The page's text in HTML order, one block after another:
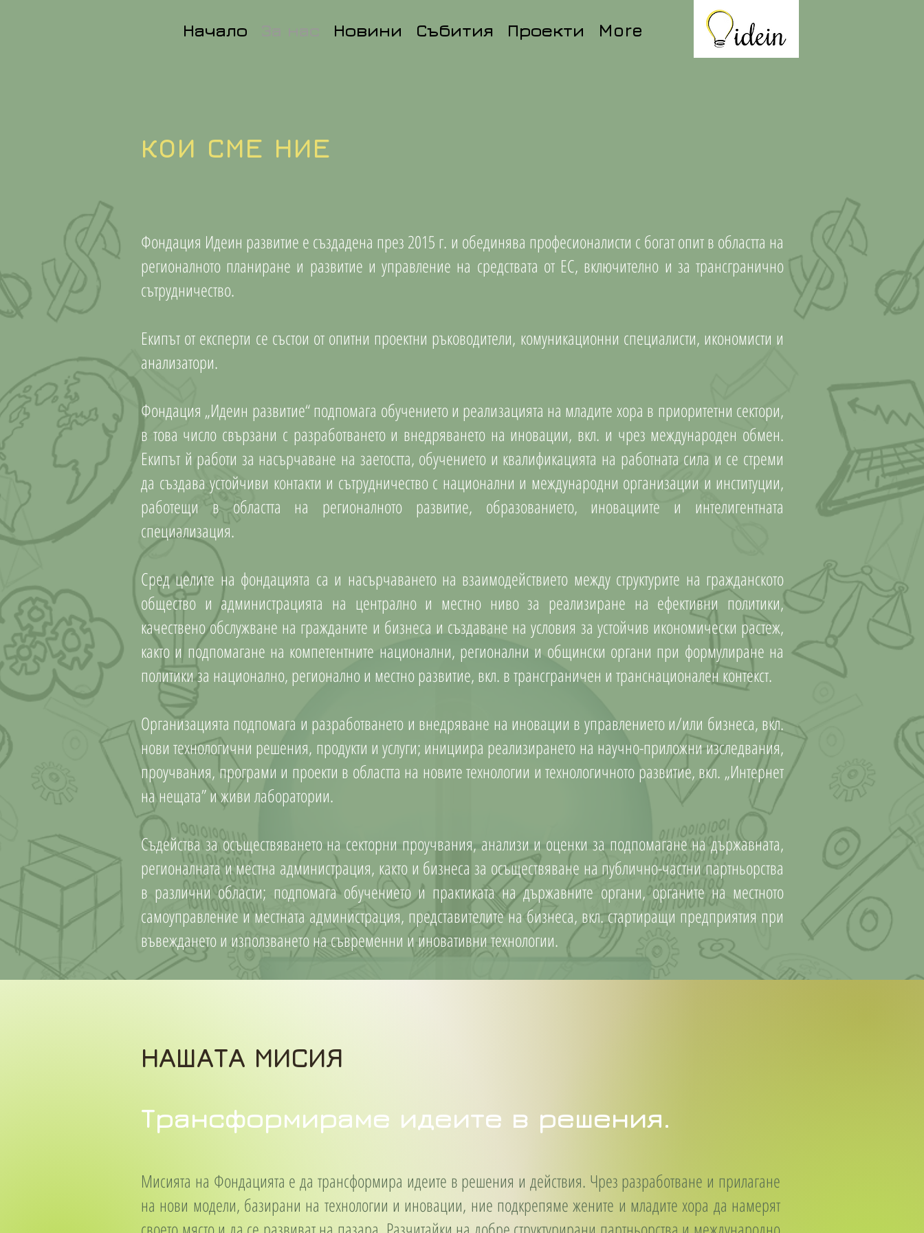
Начало Новини Събития Проекти More
КОИ СМЕ НИЕ
Фондация Идеин развитие е създадена през 2015 г. и обединява професионалисти с богат опит в областта на
регионалното планиране и развитие и управление на средствата от ЕС, включително и за трансгранично
сътрудничество.
Екипът от експерти се състои от опитни проектни ръководители, комуникационни специалисти, икономисти и
анализатори.
Фондация „Идеин развитие“ подпомага обучението и реализацията на младите хора в приоритетни сектори,
в това число свързани с разработването и внедряването на иновации, вкл. и чрез международен обмен.
Екипът й работи за насърчаване на заетостта, обучението и квалификацията на работната сила и се стреми
да създава устойчиви контакти и сътрудничество с национални и международни организации и институции,
работещи в областта на регионалното развитие, образованието, иновациите и интелигентната
специализация.
Сред целите на фондацията са и насърчаването на взаимодействието между структурите на гражданското
общество и администрацията на централно и местно ниво за реализиране на ефективни политики,
качествено обслужване на гражданите и бизнеса и създаване на условия за устойчив икономически растеж,
както и подпомагане на компетентните национални, регионални и общински органи при формулиране на
политики за национално, регионално и местно развитие, вкл. в трансграничен и транснационален контекст.
Организацията подпомага и разработването и внедряване на иновации в управлението и/или бизнеса, вкл.
нови технологични решения, продукти и услуги; инициира реализирането на научно-приложни изследвания,
проучвания, програми и проекти в областта на новите технологии и технологичното развитие, вкл. „Интернет
на нещата” и живи лаборатории.
Съдейства за осъществяването на секторни проучвания, анализи и оценки за подпомагане на държавната,
регионалната и местна администрация, както и бизнеса за осъществяване на публично-частни партньорства
в различни области; подпомага обучението и практиката на държавните органи, органите на местното
самоуправление и местната администрация, представителите на бизнеса, вкл. стартиращи предприятия при
въвеждането и използването на съвременни и иновативни технологии.
НАШАТА МИСИЯ
Трансформираме идеите в решения.
Мисията на Фондацията е да трансформира идеите в решения и действия. Чрез разработване и прилагане
на нови модели, базирани на технологии и иновации, ние подкрепяме жените и младите хора да намерят